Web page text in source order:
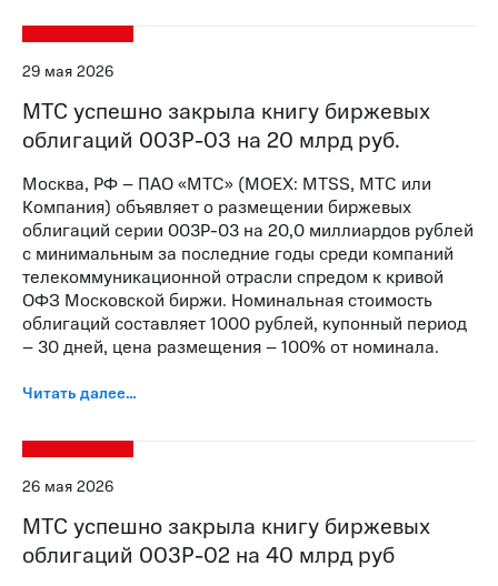
29 мая 2026
МТС успешно закрыла книгу биржевых
облигаций 003Р-03 на 20 млрд руб.
Москва, РФ – ПАО «МТС» (MOEX: MTSS, МТС или
Компания) объявляет о размещении биржевых
облигаций серии 003Р-03 на 20,0 миллиардов рублей
с минимальным за последние годы среди компаний
телекоммуникационной отрасли спредом к кривой
ОФЗ Московской биржи. Номинальная стоимость
облигаций составляет 1000 рублей, купонный период
– 30 дней, цена размещения – 100% от номинала.
Читать далее…
26 мая 2026
МТС успешно закрыла книгу биржевых
облигаций 003Р-02 на 40 млрд руб